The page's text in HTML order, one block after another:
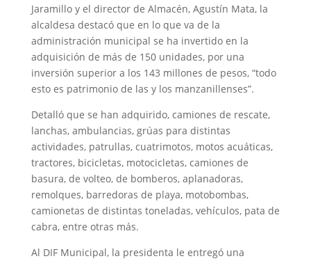
Jaramillo y el director de Almacén, Agustín Mata, la
alcaldesa destacó que en lo que va de la
administración municipal se ha invertido en la
adquisición de más de 150 unidades, por una
inversión superior a los 143 millones de pesos, “todo
esto es patrimonio de las y los manzanillenses”.
Detalló que se han adquirido, camiones de rescate,
lanchas, ambulancias, grúas para distintas
actividades, patrullas, cuatrimotos, motos acuáticas,
tractores, bicicletas, motocicletas, camiones de
basura, de volteo, de bomberos, aplanadoras,
remolques, barredoras de playa, motobombas,
camionetas de distintas toneladas, vehículos, pata de
cabra, entre otras más.
Al DIF Municipal, la presidenta le entregó una